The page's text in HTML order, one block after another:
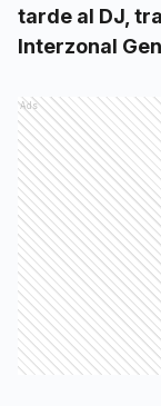
tarde al DJ,
Interzonal
Ads